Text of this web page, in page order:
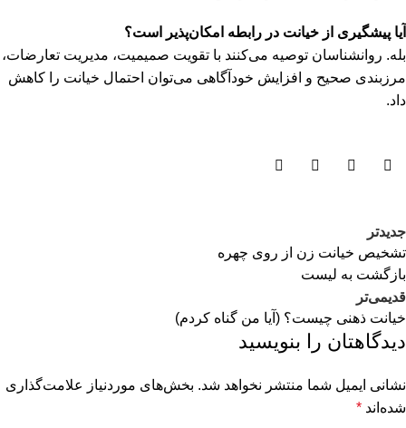
آیا پیشگیری از خیانت در رابطه امکان‌پذیر است؟
بله. روانشناسان توصیه می‌کنند با تقویت صمیمیت، مدیریت تعارضات،
مرزبندی صحیح و افزایش خودآگاهی می‌توان احتمال خیانت را کاهش
داد.
جدیدتر
تشخیص خیانت زن از روی چهره
بازگشت به لیست
قدیمی‌تر
خیانت ذهنی چیست؟ (آیا من گناه کردم)
دیدگاهتان را بنویسید
نشانی ایمیل شما منتشر نخواهد شد. بخش‌های موردنیاز علامت‌گذاری
شده‌اند *